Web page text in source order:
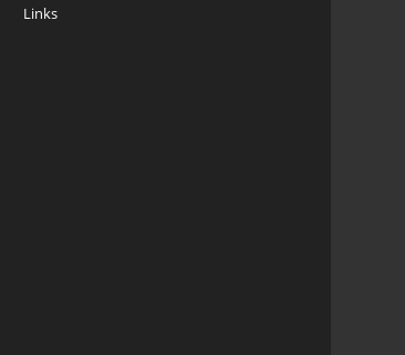
Links